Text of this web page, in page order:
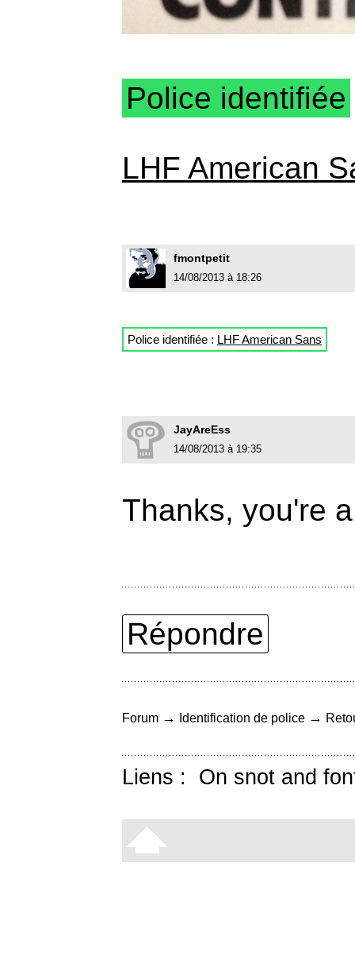
Police identifiée
LHF American
fmontpetit
14/08/2013 à 18:26
Police identifiée : LHF American Sans
JayAreEss
14/08/2013 à 19:35
Thanks, you're
Répondre
Forum → Identification de police →
Liens : On snot and